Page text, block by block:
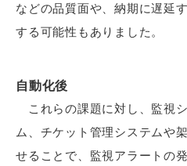
などの品質面や、納期に遅延
する可能性もありました。
自動化後
これらの課題に対し、監視
ム、チケット管理システムや
せることで、監視アラートの